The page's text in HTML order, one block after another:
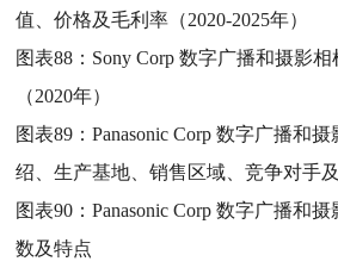
值、价格及毛利率（2020-2025年）
图表88： Sony Corp 数字广播和摄影
（2020年）
图表89：Panasonic Corp 数字广播和
绍、生产基地、销售区域、竞争对手
图表90：Panasonic Corp 数字广播和
数及特点